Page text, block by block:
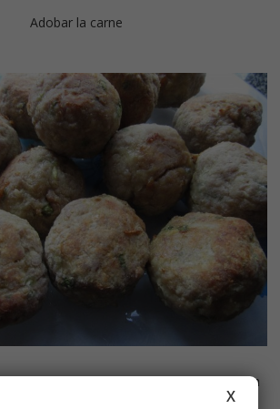
Adobar la carne
en laCecofryy listo, más cómodo y sin
X